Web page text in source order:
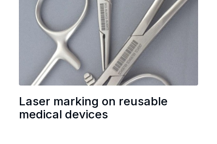
Laser marking on reusable
medical devices